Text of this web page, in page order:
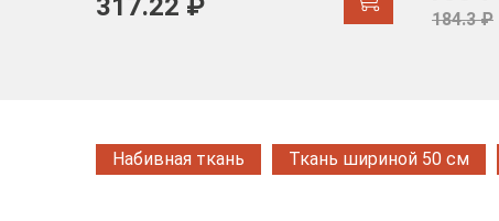
317.22 ₽ 184.3 ₽
Набивная ткань Ткань шириной 50 см